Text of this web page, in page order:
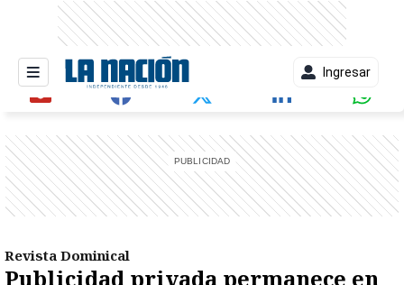
Ingresar
Revista Dominical
Publicidad privada permanece en